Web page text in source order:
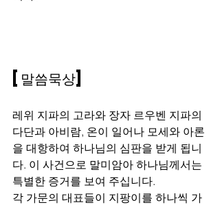
[말씀묵상]
레위 지파의 고라와 장자 르우벤 지파의
다단과 아비람, 온이 일어나 모세와 아론
을 대항하여 하나님의 심판을 받게 됩니
다. 이 사건으로 말미암아 하나님께서는
특별한 증거를 보여 주십니다.
각 가문의 대표들이 지팡이를 하나씩 가